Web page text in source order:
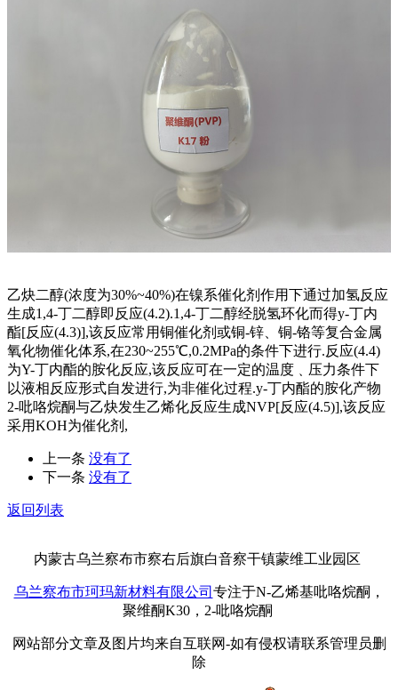
乙炔二醇(浓度为30%~40%)在镍系催化剂作用下通过加氢反应
生成1,4-丁二醇即反应(4.2).1,4-丁二醇经脱氢环化而得y-丁内
酯[反应(4.3)],该反应常用铜催化剂或铜-锌、铜-铬等复合金属
氧化物催化体系,在230~255℃,0.2MPa的条件下进行.反应(4.4)
为Y-丁内酯的胺化反应,该反应可在一定的温度﹑压力条件下
以液相反应形式自发进行,为非催化过程.y-丁内酯的胺化产物
2-吡咯烷酮与乙炔发生乙烯化反应生成NVP[反应(4.5)],该反应
采用KOH为催化剂,
上一条 没有了
下一条 没有了
返回列表
内蒙古乌兰察布市察右后旗白音察干镇蒙维工业园区
乌兰察布市珂玛新材料有限公司 专注于N-乙烯基吡咯烷酮，
聚维酮K30，2-吡咯烷酮
网站部分文章及图片均来自互联网-如有侵权请联系管理员删
除